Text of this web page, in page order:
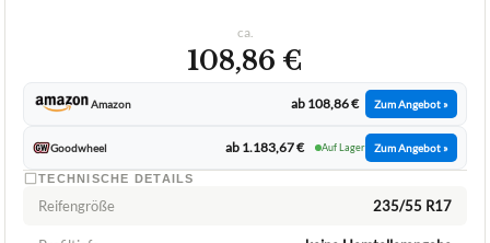
ca.
108,86 €
Amazon ab 108,86 € Zum Angebot »
Goodwheel ab 1.183,67 € Auf Lager Zum Angebot »
TECHNISCHE DETAILS
Reifengröße 235/55 R17